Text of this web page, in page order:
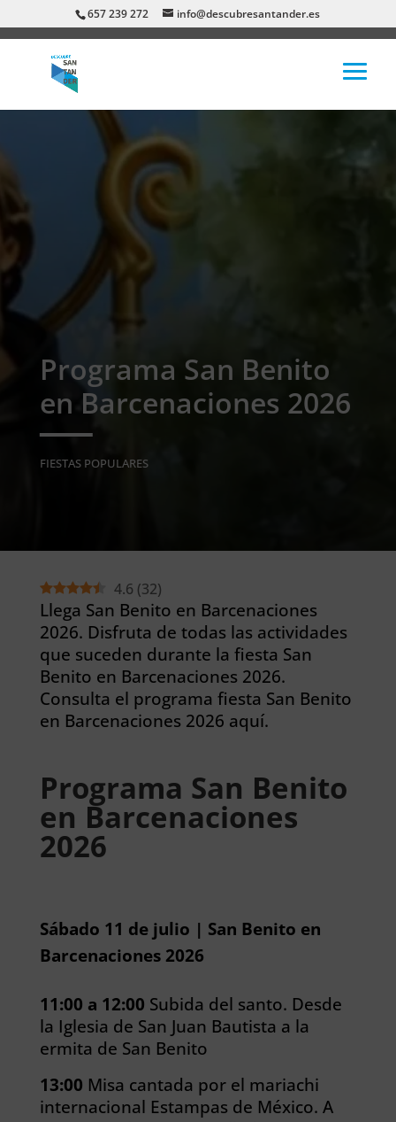
657 239 272 info@descubresantander.es
Programa San Benito
en Barcenaciones 2026
FIESTAS POPULARES
4.6 (32)
Llega San Benito en Barcenaciones
2026. Disfruta de todas las actividades
que suceden durante la fiesta San
Benito en Barcenaciones 2026.
Consulta el programa fiesta San Benito
en Barcenaciones 2026 aquí.
Programa San Benito
en Barcenaciones
2026
Sábado 11 de julio | San Benito en
Barcenaciones 2026
11:00 a 12:00 Subida del santo. Desde
la Iglesia de San Juan Bautista a la
ermita de San Benito
13:00 Misa cantada por el mariachi
internacional Estampas de México. A